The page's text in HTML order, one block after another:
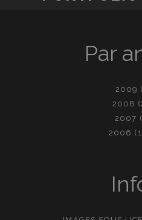
Par
2009
2008
2007
2006